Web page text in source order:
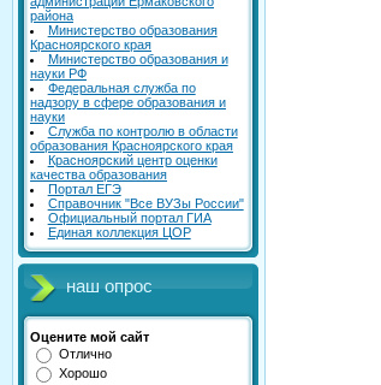
района
Министерство образования
Красноярского края
Министерство образования и
науки РФ
Федеральная служба по
надзору в сфере образования и
науки
Служба по контролю в области
образования Красноярского края
Красноярский центр оценки
качества образования
Портал ЕГЭ
Справочник "Все ВУЗы России"
Официальный портал ГИА
Единая коллекция ЦОР
наш опрос
Оцените мой сайт
Отлично
Хорошо